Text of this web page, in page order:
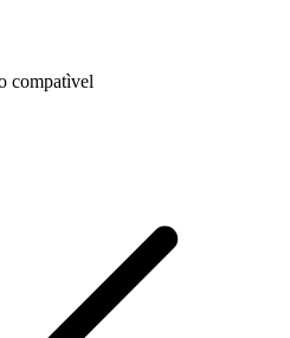
compatìvel